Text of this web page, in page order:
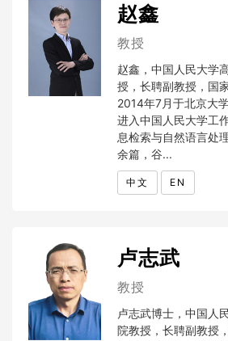
赵鑫
教授
赵鑫，中国人民大学
授，长聘副教授，国
2014年7月于北京大
进入中国人民大学工
息检索与自然语言处
余篇，谷...
中文 EN
卢志武
教授
卢志武博士，中国人
院教授，长聘副教授